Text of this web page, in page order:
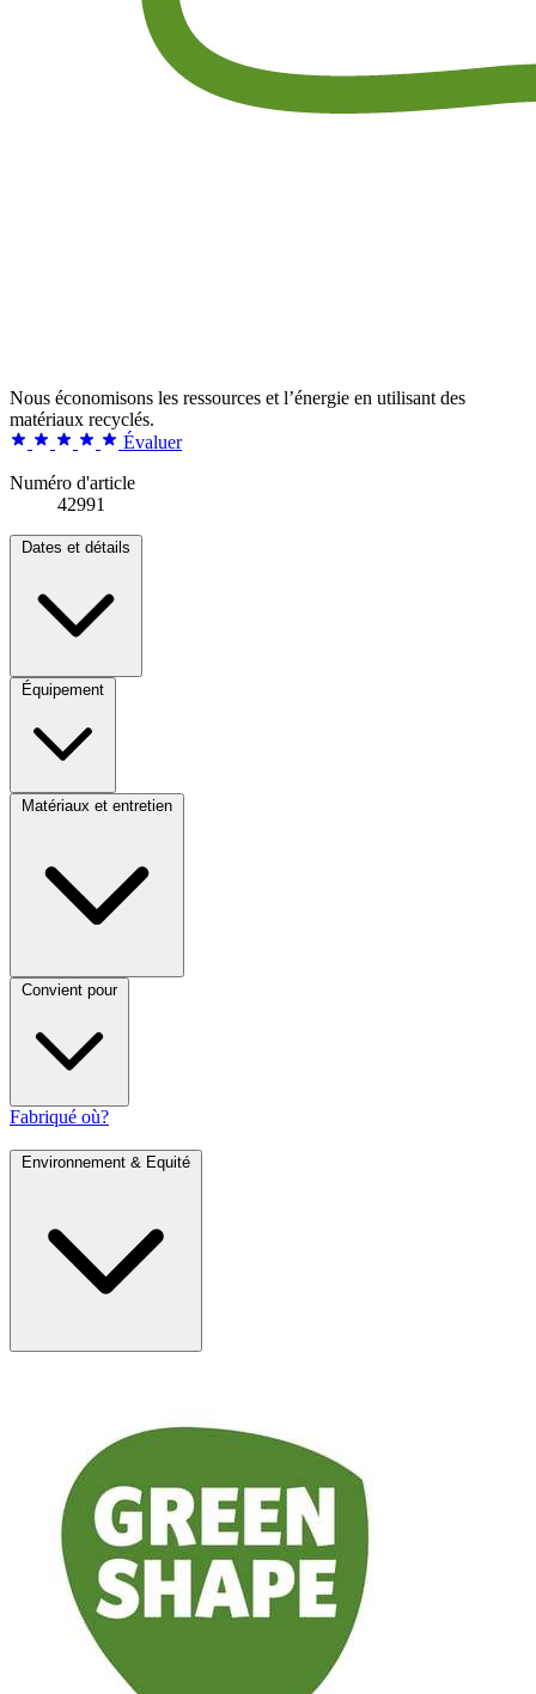
Nous économisons les ressources et l’énergie en utilisant des
matériaux recyclés.
Évaluer
Numéro d'article
42991
Dates et détails
Équipement
Matériaux et entretien
Convient pour
Fabriqué où?
Environnement & Equité